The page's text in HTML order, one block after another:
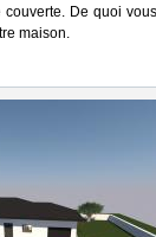
couverte. De quoi
maison.